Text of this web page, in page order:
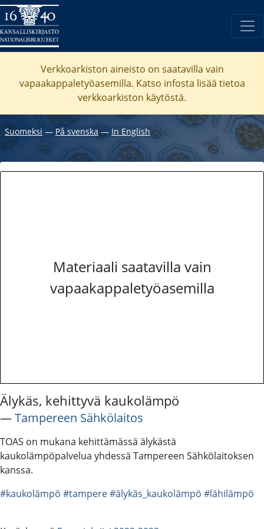
Verkkoarkiston aineisto on saatavilla vain
vapaakappaletyöasemilla. Katso infosta lisää tietoa
verkkoarkiston käytöstä.
Suomeksi ― På svenska― In English
Materiaali saatavilla vain
vapaakappaletyöasemilla
Älykäs, kehittyvä kaukolämpö
―Tampereen Sähkölaitos
TOAS on mukana kehittämässä älykästä
kaukolämpöpalvelua yhdessä Tampereen Sähkölaitoksen
kanssa.
#kaukolämpö #tampere#älykäs_kaukolämpö #lähilämpö